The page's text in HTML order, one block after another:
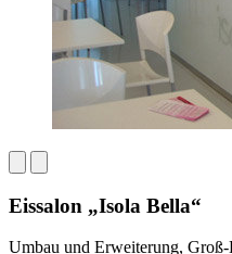
Eissalon „Isola Bella“
Umbau und Erweiterung,